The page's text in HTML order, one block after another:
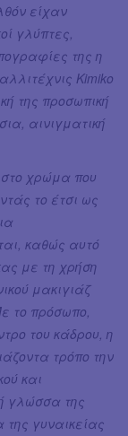
είχαν
γλύπτες,
της η
Kimiko
της προσωπική
αινιγματική
στο χρώμα που
το έτσι ως
καθώς αυτό
με τη χρήση
μακιγιάζ
το πρόσωπο,
του κάδρου, η
τρόπο την
και
γλώσσα της
της γυναικείας